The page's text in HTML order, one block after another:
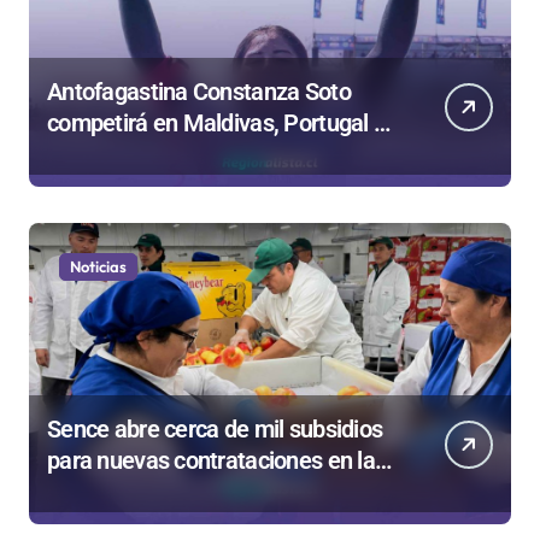
Antofagastina Constanza Soto
competirá en Maldivas, Portugal y
Bodyboard
Noticias
Sence abre cerca de mil subsidios
para nuevas contrataciones en la